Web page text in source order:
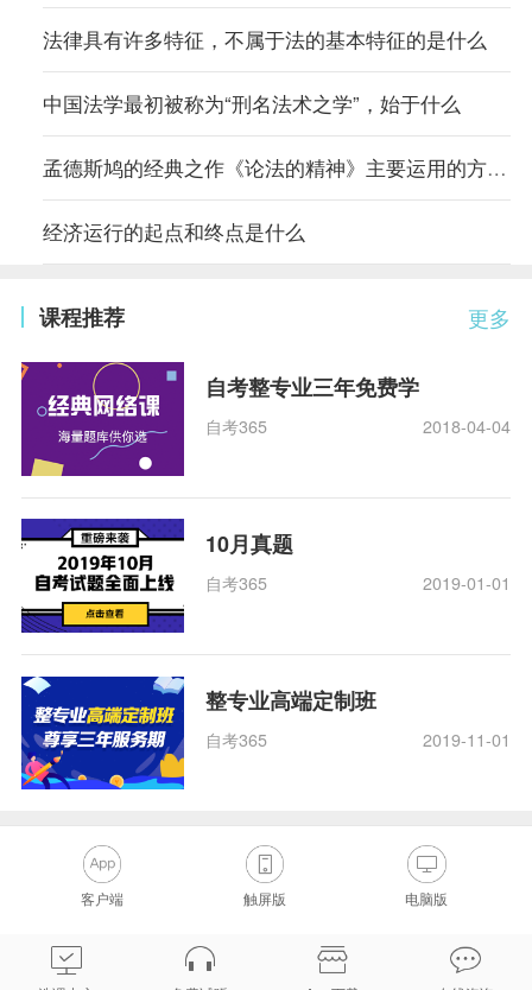
法律具有许多特征，不属于法的基本特征的是什么
中国法学最初被称为“刑名法术之学”，始于什么
孟德斯鸠的经典之作《论法的精神》主要运用的方法是什么
经济运行的起点和终点是什么
更多
课程推荐
自考整专业三年免费学
自考365 2018-04-04
10月真题
自考365 2019-01-01
整专业高端定制班
自考365 2019-11-01
客户端 触屏版 电脑版